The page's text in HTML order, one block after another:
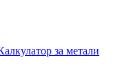
за метали